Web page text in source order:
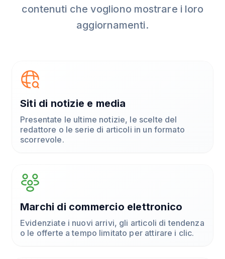
contenuti che vogliono mostrare i loro
aggiornamenti.
Siti di notizie e media
Presentate le ultime notizie, le scelte del
redattore o le serie di articoli in un formato
scorrevole.
Marchi di commercio elettronico
Evidenziate i nuovi arrivi, gli articoli di tendenza
o le offerte a tempo limitato per attirare i clic.